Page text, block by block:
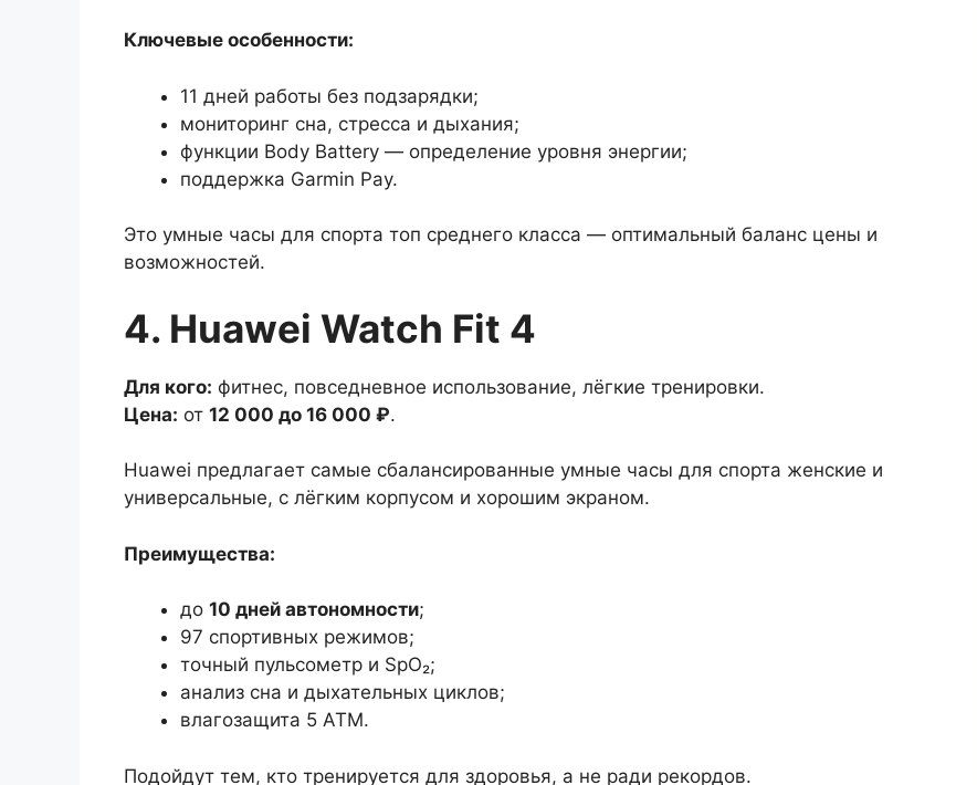
Ключевые особенности:
11 дней работы без подзарядки;
мониторинг сна, стресса и дыхания;
функции Body Battery — определение уровня энергии;
поддержка Garmin Pay.
Это умные часы для спорта топ среднего класса — оптимальный баланс цены и
возможностей.
4. Huawei Watch Fit 4
Для кого: фитнес, повседневное использование, лёгкие тренировки.
Цена: от 12 000 до 16 000 ₽.
Huawei предлагает самые сбалансированные умные часы для спорта женские и
универсальные, с лёгким корпусом и хорошим экраном.
Преимущества:
до 10 дней автономности;
97 спортивных режимов;
точный пульсометр и SpO₂;
анализ сна и дыхательных циклов;
влагозащита 5 АТМ.
Подойдут тем, кто тренируется для здоровья, а не ради рекордов.